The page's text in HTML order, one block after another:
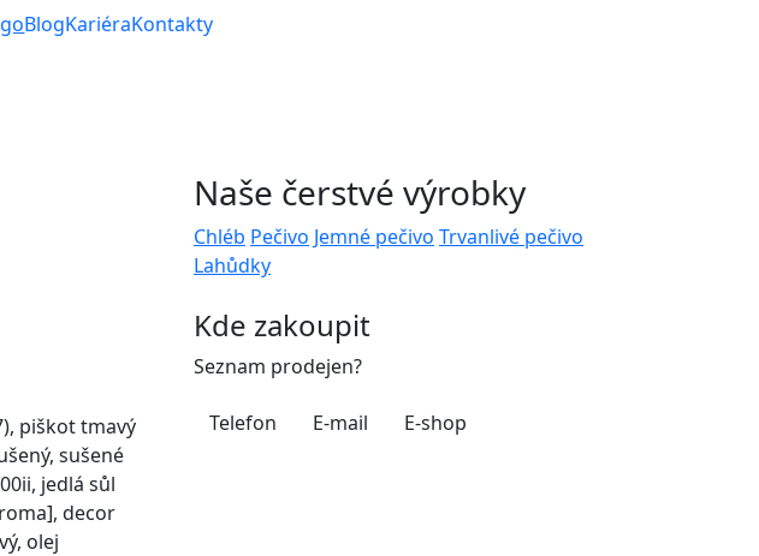
BlogKariéraKontakty
piškot tmavý
sušené
jedlá sůl
decor
olej
Naše čerstvé výrobky
Chléb Pečivo Jemné pečivo Trvanlivé pečivo
Lahůdky
Kde zakoupit
Seznam prodejen?
Telefon E-mail E-shop